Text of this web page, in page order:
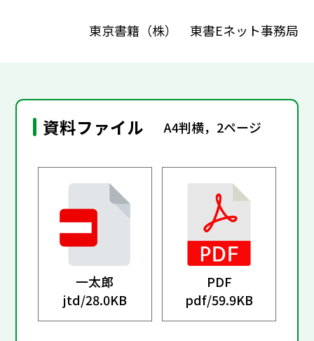
東京書籍（株） 東書Eネット事務局
資料ファイル A4判横，2ページ
一太郎
jtd/28.0KB
PDF
pdf/59.9KB